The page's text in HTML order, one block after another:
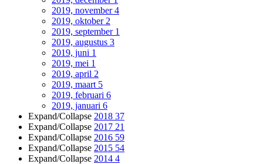
2019, november4
2019, oktober 2
2019, september 1
2019, augustus 3
2019, juni 1
2019, mei 1
2019, april 2
2019, maart 5
2019, februari 6
2019, januari 6
Expand/Collapse 2018 37
Expand/Collapse 2017 21
Expand/Collapse 2016 59
Expand/Collapse 2015 54
Expand/Collapse 2014 4